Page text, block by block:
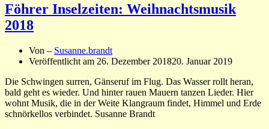
Föhrer Inselzeiten: Weihnachtsmusik
2018
Von – Susanne.brandt
Veröffentlicht am 26. Dezember 201820. Januar 2019
Die Schwingen surren, Gänseruf im Flug. Das Wasser rollt heran,
bald geht es wieder. Und hinter rauen Mauern tanzen Lieder. Hier
wohnt Musik, die in der Weite Klangraum findet, Himmel und Erde
schnörkellos verbindet. Susanne Brandt